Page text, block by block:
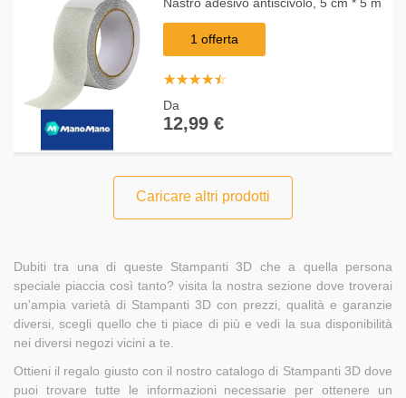
1 offerta
☆☆☆☆☆
★★★★★
Da
12,99 €
Caricare altri prodotti
Dubiti tra una di queste Stampanti 3D che a quella persona
speciale piaccia così tanto? visita la nostra sezione dove troverai
un'ampia varietà di Stampanti 3D con prezzi, qualità e garanzie
diversi, scegli quello che ti piace di più e vedi la sua disponibilità
nei diversi negozi vicini a te.
Ottieni il regalo giusto con il nostro catalogo di Stampanti 3D dove
puoi trovare tutte le informazioni necessarie per ottenere un